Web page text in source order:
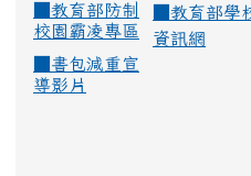
教育部防制
校園霸凌專區
教育部學
資訊網
書包減重宣
導影片